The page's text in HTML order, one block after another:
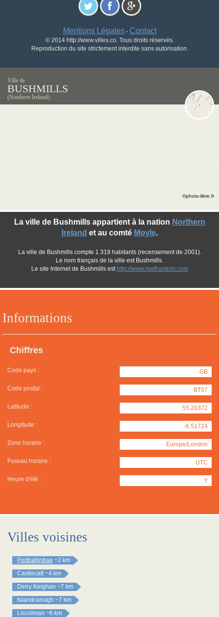
Mentions Légales- Contact
© 2014 http://www.villes.co. Tous droits réservés.
Reproduction du site strictement interdite sans autorisation.
Ville de
BUSHMILLS
(Northern Ireland)
Informations
Chiffres
Code pays : GB
Code postal : BT57
Latitude : 55.20372
Longitude : -6.51724
Zone horaire : Europe/London
Fuseau horaire : UTC
Heure d'été : Y
La ville de Bushmills appartient à la nation Northern
Ireland et au comté Moyle.
La ville de Bushmills compte 1 319 habitants (recensement de 2001).
Le nom français de la ville est Bushmills.
Le site Internet de Bushmills est http://www.northantrim.com
©photo-libre.fr
Villes voisines
Portballintrae ~2 km
Castlecatt ~4 km
Derry Keighan ~7 km
Islandcarragh ~7 km
Liscolman ~6 km